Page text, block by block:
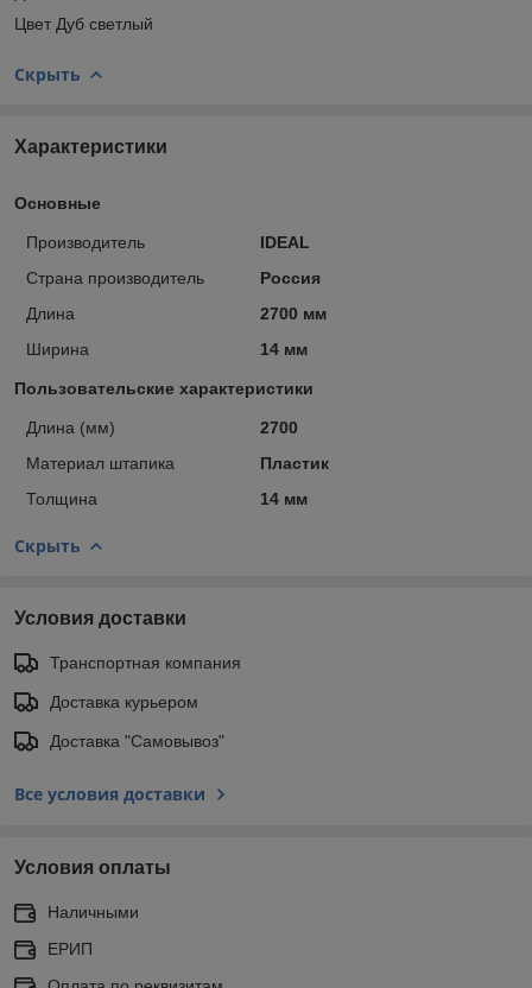
Цвет Дуб светлый
Скрыть
Характеристики
Основные
Производитель
IDEAL
Страна производитель
Россия
Длина
2700 мм
Ширина
14 мм
Пользовательские характеристики
Длина (мм)
2700
Материал штапика
Пластик
Толщина
14 мм
Скрыть
Условия доставки
Транспортная компания
Доставка курьером
Доставка "Самовывоз"
Все условия доставки
Условия оплаты
Наличными
ЕРИП